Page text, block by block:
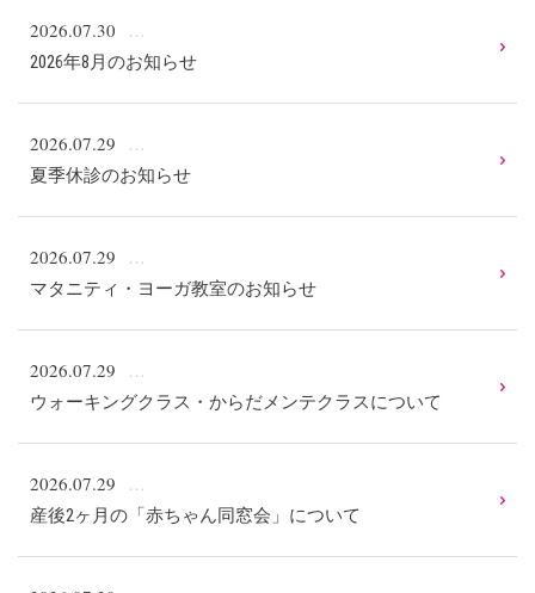
2026.07.30
2026年8月のお知らせ
2026.07.29
夏季休診のお知らせ
2026.07.29
マタニティ・ヨーガ教室のお知らせ
2026.07.29
ウォーキングクラス・からだメンテクラスについて
2026.07.29
産後2ヶ月の「赤ちゃん同窓会」について